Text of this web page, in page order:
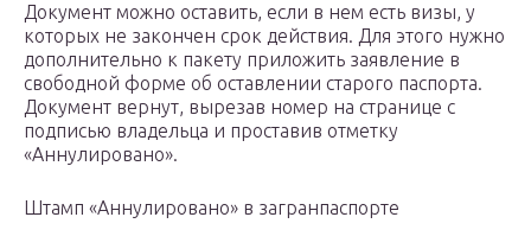
Документ можно оставить, если в нем есть визы, у
которых не закончен срок действия. Для этого нужно
дополнительно к пакету приложить заявление в
свободной форме об оставлении старого паспорта.
Документ вернут, вырезав номер на странице с
подписью владельца и проставив отметку
«Аннулировано».
Штамп «Аннулировано» в загранпаспорте